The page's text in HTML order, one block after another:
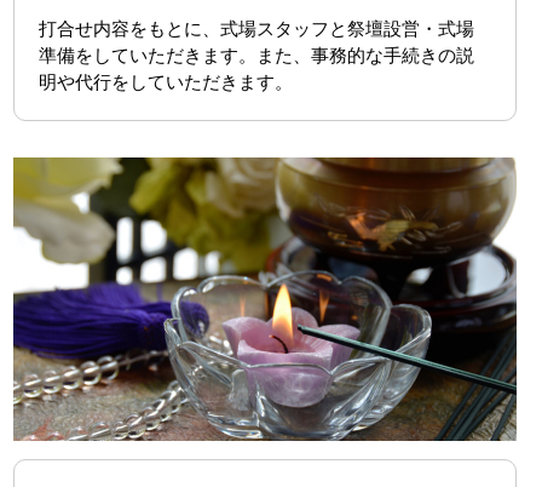
打合せ内容をもとに、式場スタッフと祭壇設営・式場
準備をしていただきます。また、事務的な手続きの説
明や代行をしていただきます。